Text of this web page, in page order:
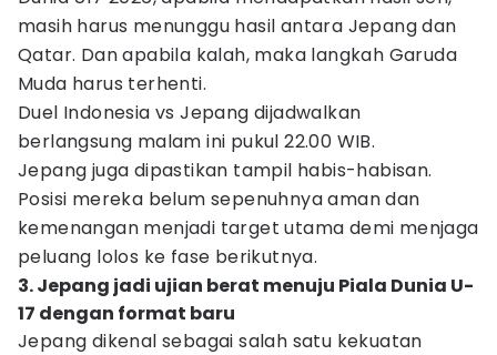
masih harus menunggu hasil antara Jepang dan
Qatar. Dan apabila kalah, maka langkah Garuda
Muda harus terhenti.
Duel Indonesia vs Jepang dijadwalkan
berlangsung malam ini pukul 22.00 WIB.
Jepang juga dipastikan tampil habis-habisan.
Posisi mereka belum sepenuhnya aman dan
kemenangan menjadi target utama demi menjaga
peluang lolos ke fase berikutnya.
3. Jepang jadi ujian berat menuju Piala Dunia U-
17 dengan format baru
Jepang dikenal sebagai salah satu kekuatan